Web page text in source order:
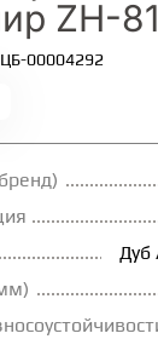
ZH-
00004292
Дуб